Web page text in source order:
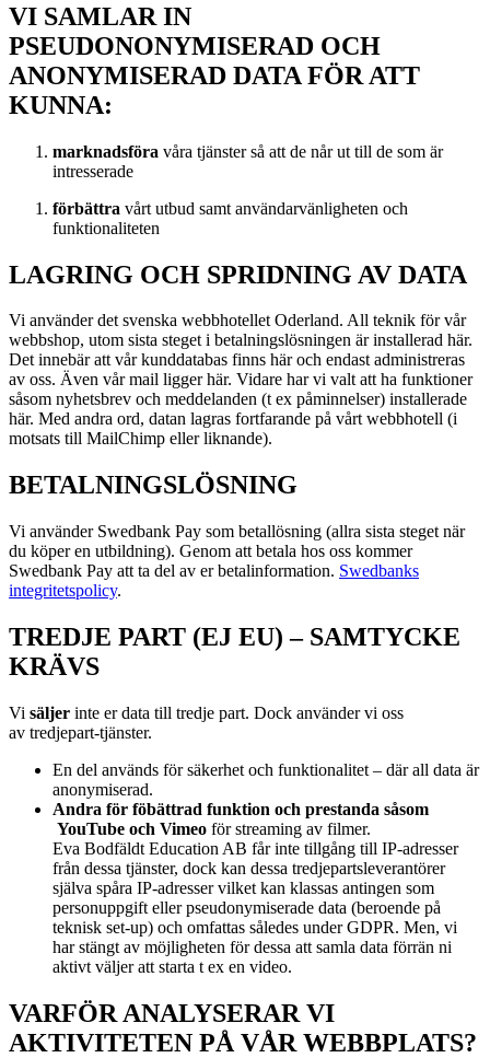
VI SAMLAR IN
PSEUDONONYMISERAD OCH
ANONYMISERAD DATA FÖR ATT
KUNNA:
marknadsföra våra tjänster så att de når ut till de som är
intresserade
förbättra vårt utbud samt användarvänligheten och
funktionaliteten
LAGRING OCH SPRIDNING AV DATA
Vi använder det svenska webbhotellet Oderland. All teknik för vår
webbshop, utom sista steget i betalningslösningen är installerad här.
Det innebär att vår kunddatabas finns här och endast administreras
av oss. Även vår mail ligger här. Vidare har vi valt att ha funktioner
såsom nyhetsbrev och meddelanden (t ex påminnelser) installerade
här. Med andra ord, datan lagras fortfarande på vårt webbhotell (i
motsats till MailChimp eller liknande).
BETALNINGSLÖSNING
Vi använder Swedbank Pay som betallösning (allra sista steget när
du köper en utbildning). Genom att betala hos oss kommer
Swedbank Pay att ta del av er betalinformation. Swedbanks
integritetspolicy.
TREDJE PART (EJ EU) – SAMTYCKE
KRÄVS
Vi säljer inte er data till tredje part. Dock använder vi oss
av tredjepart-tjänster.
En del används för säkerhet och funktionalitet – där all data är
anonymiserad.
Andra för föbättrad funktion och prestanda såsom
YouTube och Vimeo för streaming av filmer.
Eva Bodfäldt Education AB får inte tillgång till IP-adresser
från dessa tjänster, dock kan dessa tredjepartsleverantörer
själva spåra IP-adresser vilket kan klassas antingen som
personuppgift eller pseudonymiserade data (beroende på
teknisk set-up) och omfattas således under GDPR. Men, vi
har stängt av möjligheten för dessa att samla data förrän ni
aktivt väljer att starta t ex en video.
VARFÖR ANALYSERAR VI
AKTIVITETEN PÅ VÅR WEBBPLATS?